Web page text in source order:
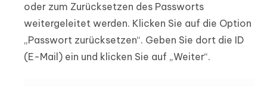
oder zum Zurücksetzen des Passworts
weitergeleitet werden. Klicken Sie auf die Option
„Passwort zurücksetzen“. Geben Sie dort die ID
(E-Mail) ein und klicken Sie auf „Weiter“.